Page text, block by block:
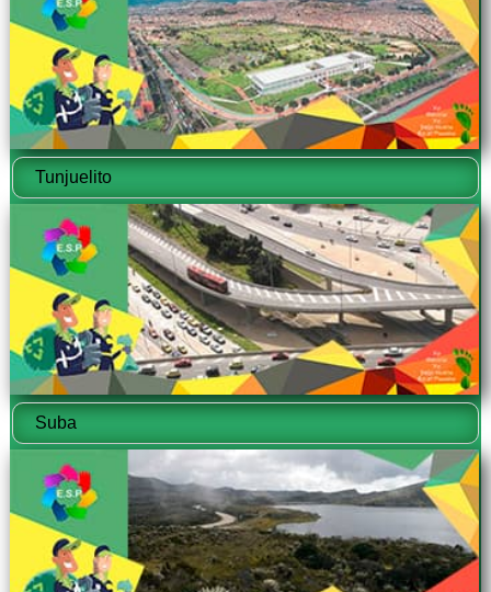
Tunjuelito
Suba